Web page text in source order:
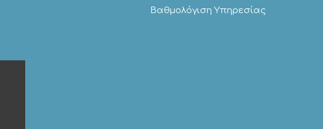
Βαθμολόγιση Υπηρεσίας